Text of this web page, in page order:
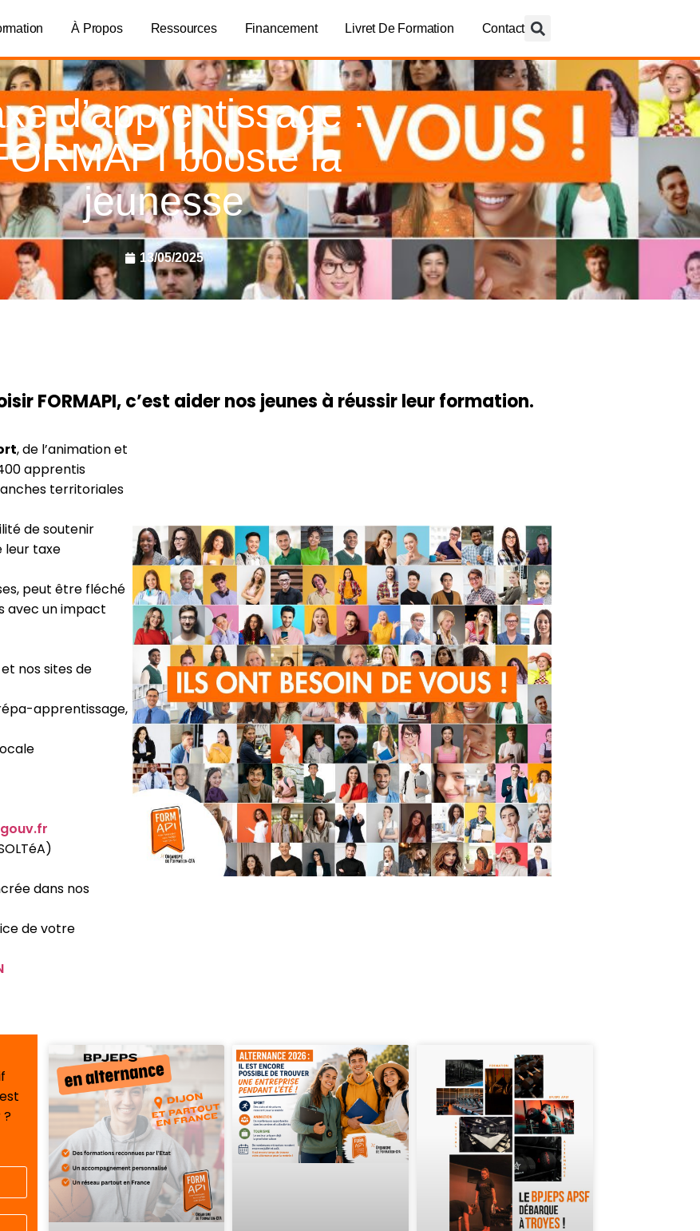
À Propos Ressources Financement Livret De Formation Contact
d’apprentissage :
booste la
jeunesse
13/05/2025
FORMAPI, c’est aider nos jeunes à réussir leur formation.
, de l’animation et
apprentis
territoriales
de soutenir
leur taxe
peut être fléché
avec un impact
nos sites de
apprentissage,
dans nos
de votre
?